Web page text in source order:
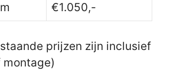
€1.050,-
prijzen zijn inclusief
montage)